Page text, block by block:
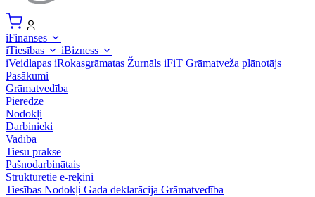
iFinanses
iTiesības
iBizness
iVeidlapas iRokasgrāmatas Žurnāls iFiT Grāmatveža plānotājs
Pasākumi
Grāmatvedība
Pieredze
Nodokļi
Darbinieki
Vadība
Tiesu prakse
Pašnodarbinātais
Strukturētie e-rēķini
Tiesības Nodokļi Gada deklarācija Grāmatvedība